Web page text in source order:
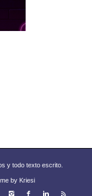
y todo texto escrito.
by Kriesi